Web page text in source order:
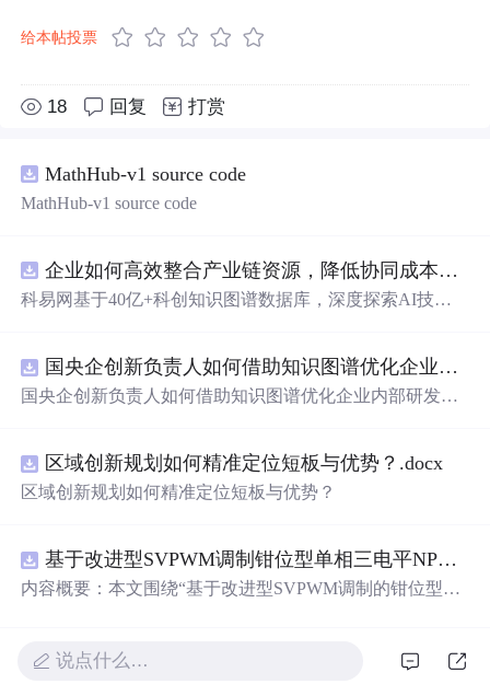
给本帖投票
18 回复 打赏
MathHub-v1 source code
MathHub-v1 source code
企业如何高效整合产业链资源，降低协同成本？.docx
科易网基于40亿+科创知识图谱数据库，深度探索AI技术
新领域的AI+数智化解决方案，推动科技创新与产业创新
智能化发展。
国央企创新负责人如何借助知识图谱优化企业内部研发资源协同？.docx
国央企创新负责人如何借助知识图谱优化企业内部研发资
区域创新规划如何精准定位短板与优势？.docx
区域创新规划如何精准定位短板与优势？
基于改进型SVPWM调制钳位型单相三电平NPC逆变器中点电位平衡仿真
内容概要：本文围绕“基于改进型SVPWM调制的钳位型单
有效抑制单相三电平中性点钳位（NPC）逆变器中存在的
说点什么…